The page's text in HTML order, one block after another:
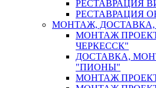
РЕСТАВРАЦИЯ
РЕСТАВРАЦИЯ
МОНТАЖ,
МОНТАЖ
ЧЕРКЕССК"
ДОСТАВКА,
"ПИОНЫ"
МОНТАЖ